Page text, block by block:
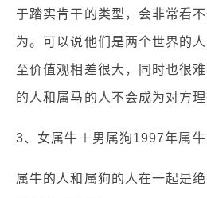
于踏实肯干的类型，会非常看
为。可以说他们是两个世界的
至价值观相差很大，同时也很
的人和属马的人不会成为对方理
3、女属牛＋男属狗1997年属牛
属牛的人和属狗的人在一起是